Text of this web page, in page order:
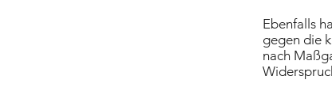
Ebenfalls
gegen die
nach